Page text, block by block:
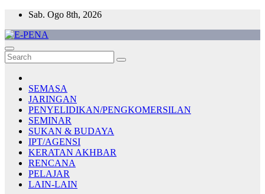
Skip
content
Sab. Ogo 8th, 2026
E-PENA
Berita Digital Terkini
SEMASA
JARINGAN
PENYELIDIKAN/PENGKOMERSILAN
SEMINAR
SUKAN & BUDAYA
IPT/AGENSI
KERATAN AKHBAR
RENCANA
PELAJAR
LAIN-LAIN